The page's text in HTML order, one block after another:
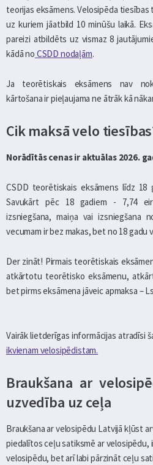
teorijas eksāmens. Velosipēda
uz kuriem jāatbild 10 minūšu laikā.
pareizi atbildēts uz vismaz 8
kādā no CSDD nodaļām.
Ja teorētiskais eksāmens nav
kārtošana ir pieļaujama ne ātrāk kā
Cik maksā velo
Norādītās cenas ir aktuālas 2026.
CSDD teorētiskais eksāmens līdz 18
Savukārt pēc 18 gadiem - 7,74
izsniegšana, maiņa vai izsniegšana
vecumam ir bez makas, bet no 18 gadu
Der zināt! Pirmais teorētiskais
atkārtotu teorētisko eksāmenu,
bet pirms eksāmena jāveic apmaksa –
Vairāk lietderīgas informācijas atradīsi
ikvienam velosipēdistam.
Braukšana ar
uzvedība uz ceļa
Braukšana ar velosipēdu Latvijā kļūst
piedalītos ceļu satiksmē ar velosipēdu,
velosipēdu, bet arī labi pārzināt ceļu